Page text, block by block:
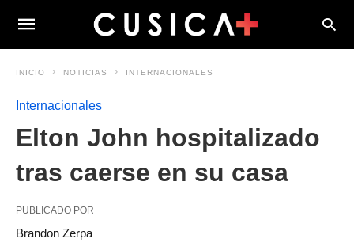
INICIO NOTICIAS INTERNACIONALES
Internacionales
Elton John hospitalizado
tras caerse en su casa
PUBLICADO POR
Brandon Zerpa